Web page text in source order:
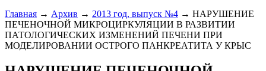
Главная → Архив → 2013 год, выпуск №4 → НАРУШЕНИЕ
ПЕЧЕНОЧНОЙ МИКРОЦИРКУЛЯЦИИ В РАЗВИТИИ
ПАТОЛОГИЧЕСКИХ ИЗМЕНЕНИЙ ПЕЧЕНИ ПРИ
МОДЕЛИРОВАНИИ ОСТРОГО ПАНКРЕАТИТА У КРЫС